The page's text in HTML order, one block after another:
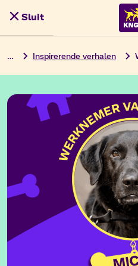
naar
inhoud
Menu
Sluit
… Inspirerende verhalen